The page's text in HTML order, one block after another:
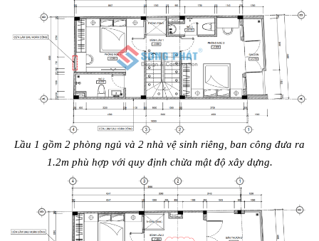
Lầu 1 gồm 2 phòng ngủ và 2 nhà vệ sinh riêng, ban công đưa ra
1.2m phù hợp với quy định chừa mật độ xây dựng.